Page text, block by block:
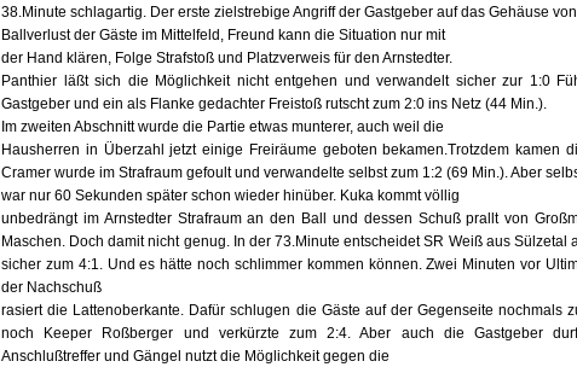
38.Minute schlagartig. Der erste zielstrebige Angriff der Gastgeber auf das Gehäuse
Ballverlust der Gäste im Mittelfeld, Freund kann die Situation nur mit
der Hand klären, Folge Strafstoß und Platzverweis für den Arnstedter.
Panthier läßt sich die Möglichkeit nicht entgehen und verwandelt sicher zur 1:0
Gastgeber und ein als Flanke gedachter Freistoß rutscht zum 2:0 ins Netz (44 Min.).
Im zweiten Abschnitt wurde die Partie etwas munterer, auch weil die
Hausherren in Überzahl jetzt einige Freiräume geboten bekamen.Trotzdem kamen
Cramer wurde im Strafraum gefoult und verwandelte selbst zum 1:2 (69 Min.). Aber
war nur 60 Sekunden später schon wieder hinüber. Kuka kommt völlig
unbedrängt im Arnstedter Strafraum an den Ball und dessen Schuß prallt von
Maschen. Doch damit nicht genug. In der 73.Minute entscheidet SR Weiß aus
sicher zum 4:1. Und es hätte noch schlimmer kommen können. Zwei Minuten vor
der Nachschuß
rasiert die Lattenoberkante. Dafür schlugen die Gäste auf der Gegenseite nochmals
noch Keeper Roßberger und verkürzte zum 2:4. Aber auch die Gastgeber
Anschlußtreffer und Gängel nutzt die Möglichkeit gegen die